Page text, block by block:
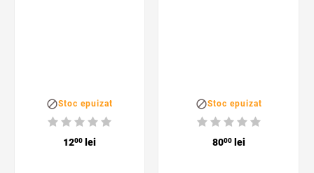
Stoc epuizat
1200lei
Stoc epuizat
8000lei